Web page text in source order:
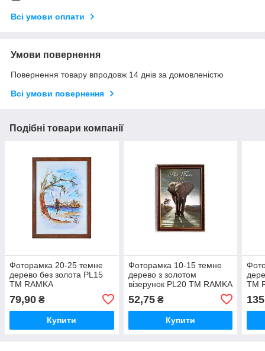
Всі умови оплати
Умови повернення
Повернення товару впродовж 14 днів за домовленістю
Всі умови повернення
Подібні товари компанії
Фоторамка 20-25 темне
дерево без золота PL15
ТМ RAMKA
79,90 ₴
Купити
Фоторамка 10-15 темне
дерево з золотом
візерунок PL20 ТМ RAMKA
52,75₴
Купити
ТМ